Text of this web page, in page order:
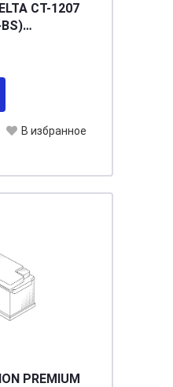
СТ-1207
В избранное
PREMIUM